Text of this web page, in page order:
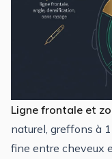
Ligne frontale et
naturel, greffons à
fine entre cheveux